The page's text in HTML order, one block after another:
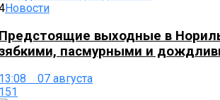
Новости
выходные в
пасмурными и
07 августа